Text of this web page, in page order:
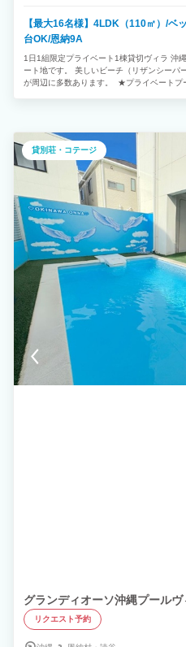
【最大16名様】4LDK（110㎡）/ベ
台OK/恩納9A
1日1組限定プライベート1棟貸切ヴィラ 沖
ート地です。 美しいビーチ（リザンシーパ
が周辺に多数あります。 ★プライベート
貸別荘・コテージ
グランディオーソ沖縄プールヴ
リクエスト予約